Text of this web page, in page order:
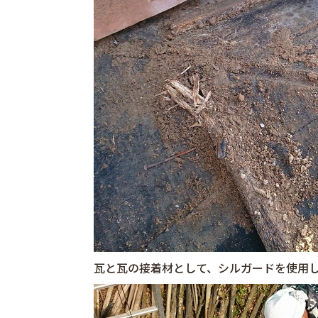
瓦と瓦の接着材として、シルガードを使用